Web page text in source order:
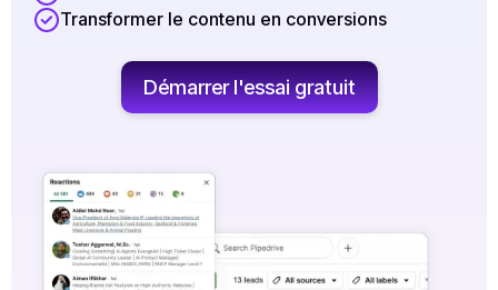
Transformer le contenu en conversions
Démarrer l'essai gratuit